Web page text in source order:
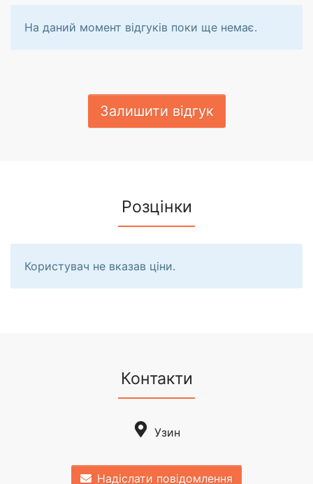
На даний момент відгуків поки ще немає.
Залишити відгук
Розцінки
Користувач не вказав ціни.
Контакти
Узин
Надіслати повідомлення